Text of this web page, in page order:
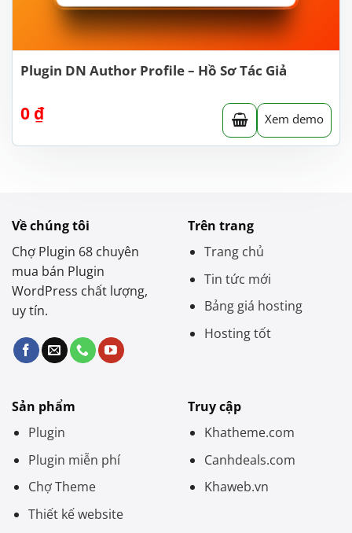
Plugin DN Author Profile – Hồ Sơ Tác Giả
0 ₫ Xem demo
Về chúng tôi
Chợ Plugin 68 chuyên
mua bán Plugin
WordPress chất lượng,
uy tín.
Trên trang
Trang chủ
Tin tức mới
Bảng giá hosting
Hosting tốt
Sản phẩm
Plugin
Plugin miễn phí
Chợ Theme
Thiết kế website
Truy cập
Khatheme.com
Canhdeals.com
Khaweb.vn